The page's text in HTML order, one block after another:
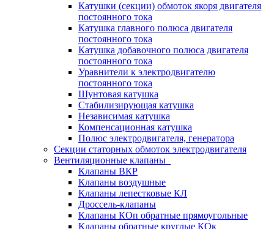
Катушки (секции) обмоток якоря двигателя
постоянного тока
Катушка главного полюса двигателя
постоянного тока
Катушка добавочного полюса двигателя
постоянного тока
Уравнители к электродвигателю
постоянного тока
Шунтовая катушка
Стабилизирующая катушка
Независимая катушка
Компенсационная катушка
Полюс электродвигателя, генератора
Секции статорных обмоток электродвигателя
Вентиляционные клапаны
Клапаны ВКР
Клапаны воздушные
Клапаны лепестковые КЛ
Дроссель-клапаны
Клапаны КОп обратные прямоугольные
Клапаны обратные круглые КОк